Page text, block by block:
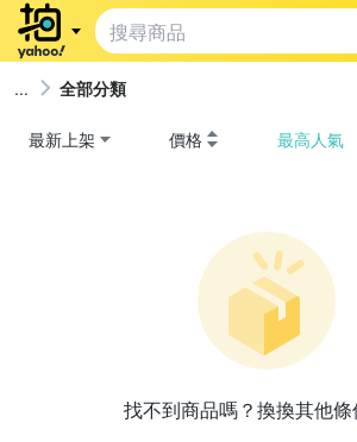
全部分類
最新上架 價格 最高人氣
找不到商品嗎？換換其他條